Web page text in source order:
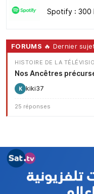
Spotify : 300
FORUMS 🔥 Dernier
HISTOIRE DE LA
Nos Ancêtres
K kiki37
25 réponses